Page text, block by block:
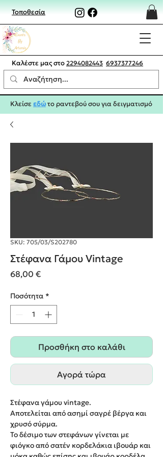
Τοποθεσία
Καλέστε μας στο 2294082443 6937377246
Κλείσεεδώτο ραντεβού σου για δειγματισμό
SKU: 705/03/S202780
Στέφανα Γάμου Vintage
68,00 €Τιμή
Ποσότητα *
Προσθήκη στο καλάθι
Αγορά τώρα
Στέφανα γάμου vintage.
Αποτελείται από ασημί σαγρέ βέργα και
χρυσό σύρμα.
Το δέσιμο των στεφάνων γίνεται με
φιόγκο από σατέν κορδελάκια ιβουάρ και